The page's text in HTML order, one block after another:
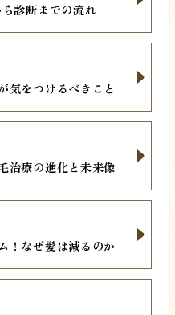
診断までの流れ
気をつけるべきこと
治療の進化と未来像
！なぜ髪は減るのか